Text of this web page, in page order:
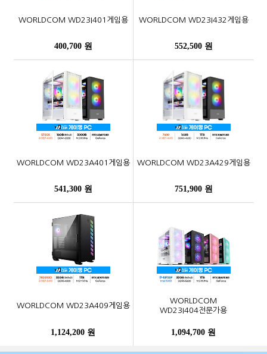
WORLDCOM WD23I401게임용
400,700 원
WORLDCOM WD23I432게임용
552,500 원
WORLDCOM WD23A401게임용
541,300 원
WORLDCOM WD23A429게임용
751,900 원
WORLDCOM WD23A409게임용
1,124,200 원
WORLDCOM
WD23I404전문가용
1,094,700 원